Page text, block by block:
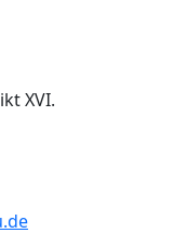
XVI.